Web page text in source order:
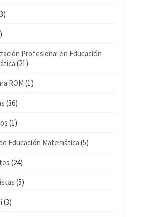
Profesional en Educación
(21)
ROM (1)
(36)
(1)
Educación Matemática (5)
(24)
(5)
(3)